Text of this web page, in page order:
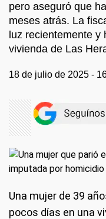
pero aseguró que
meses atrás. La
luz recientemente
vivienda de Las
18 de julio de 2025 -
Una mujer de 39
pocos días en una